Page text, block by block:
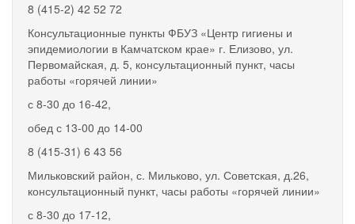
8 (415-2) 42 52 72
Консультационные пункты ФБУЗ «Центр гигиены и
эпидемиологии в Камчатском крае» г. Елизово, ул.
Первомайская, д. 5, консультационный пункт, часы
работы «горячей линии»
с 8-30 до 16-42,
обед с 13-00 до 14-00
8 (415-31) 6 43 56
Мильковский район, с. Мильково, ул. Советская, д.26,
консультационный пункт, часы работы «горячей линии»
с 8-30 до 17-12,